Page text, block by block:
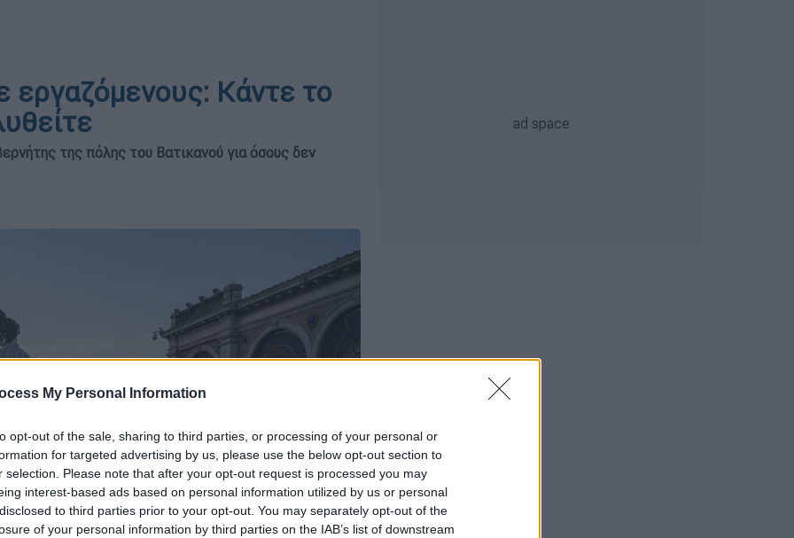
My Personal Information
opt-out of the sale, sharing to third parties, or processing of your personal or
for targeted advertising by us, please use the below opt-out section to
selection. Please note that after your opt-out request is processed you may
interest-based ads based on personal information utilized by us or personal
to third parties prior to your opt-out. You may separately opt-out of the
of your personal information by third parties on the IAB’s list of downstream
εργαζόμενους: Κάντε το
της πόλης του Βατικανού για όσους δεν